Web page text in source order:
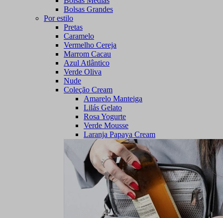
Bolsas Grandes
Por estilo
Pretas
Caramelo
Vermelho Cereja
Marrom Cacau
Azul Atlântico
Verde Oliva
Nude
Coleção Cream
Amarelo Manteiga
Lilás Gelato
Rosa Yogurte
Verde Mousse
Laranja Papaya Cream